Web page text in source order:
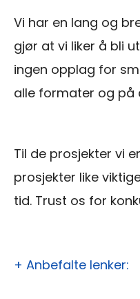
Vi har en lang og
gjør at vi liker å bli
ingen opplag for
alle formater og på
Til de prosjekter vi
prosjekter like
tid. Trust os for
+ Anbefalte lenker: